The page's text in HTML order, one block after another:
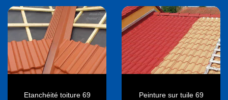
Etanchéité toiture 69 Peinture sur tuile 69